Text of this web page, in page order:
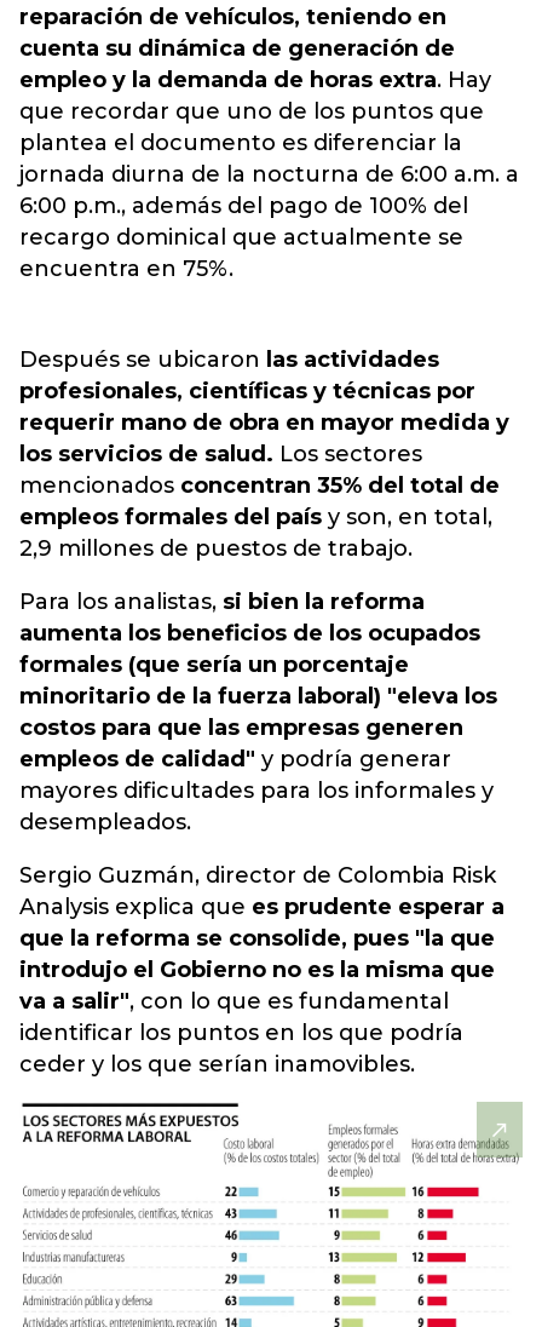
reparación de vehículos, teniendo en
cuenta su dinámica de generación de
empleo y la demanda de horas extra. Hay
que recordar que uno de los puntos que
plantea el documento es diferenciar la
jornada diurna de la nocturna de 6:00 a.m. a
6:00 p.m., además del pago de 100% del
recargo dominical que actualmente se
encuentra en 75%.
Después se ubicaron las actividades
profesionales, científicas y técnicas por
requerir mano de obra en mayor medida y
los servicios de salud. Los sectores
mencionados concentran 35% del total de
empleos formales del país y son, en total,
2,9 millones de puestos de trabajo.
Para los analistas, si bien la reforma
aumenta los beneficios de los ocupados
formales (que sería un porcentaje
minoritario de la fuerza laboral) "eleva los
costos para que las empresas generen
empleos de calidad" y podría generar
mayores dificultades para los informales y
desempleados.
Sergio Guzmán, director de Colombia Risk
Analysis explica que es prudente esperar a
que la reforma se consolide, pues "la que
introdujo el Gobierno no es la misma que
va a salir", con lo que es fundamental
identificar los puntos en los que podría
ceder y los que serían inamovibles.